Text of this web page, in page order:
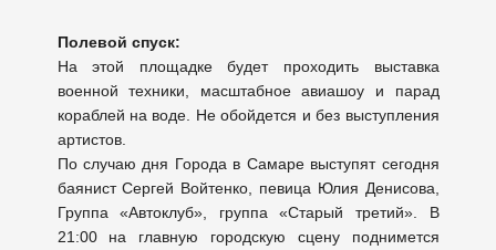
Полевой спуск:
На этой площадке будет проходить выставка
военной техники, масштабное авиашоу и парад
кораблей на воде. Не обойдется и без выступления
артистов.
По случаю дня Города в Самаре выступят сегодня
баянист Сергей Войтенко, певица Юлия Денисова,
Группа «Автоклуб», группа «Старый третий». В
21:00 на главную городскую сцену поднимется